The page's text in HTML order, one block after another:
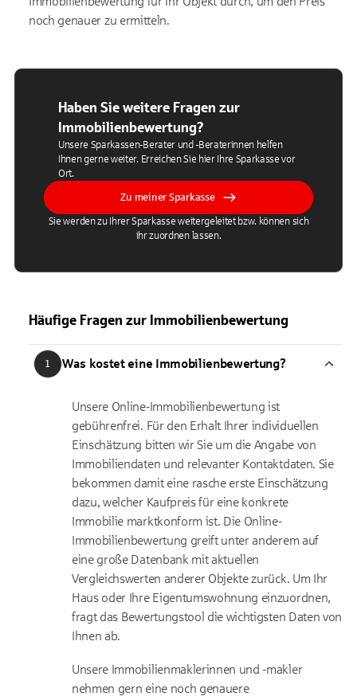
noch genauer zu ermitteln.
Haben Sie weitere Fragen zur
Immobilienbewertung?
Unsere Sparkassen-Berater und -Beraterinnen helfen
Ihnen gerne weiter. Erreichen Sie hier Ihre Sparkasse vor
Ort.
Zu meiner Sparkasse
Sie werden zu Ihrer Sparkasse weitergeleitet bzw. können sich
ihr zuordnen lassen.
Häufige Fragen zur Immobilienbewertung
1 Was kostet eine Immobilienbewertung?
Unsere Online-Immobilienbewertung ist
gebührenfrei. Für den Erhalt Ihrer individuellen
Einschätzung bitten wir Sie um die Angabe von
Immobiliendaten und relevanter Kontaktdaten. Sie
bekommen damit eine rasche erste Einschätzung
dazu, welcher Kaufpreis für eine konkrete
Immobilie marktkonform ist. Die Online-
Immobilienbewertung greift unter anderem auf
eine große Datenbank mit aktuellen
Vergleichswerten anderer Objekte zurück. Um Ihr
Haus oder Ihre Eigentumswohnung einzuordnen,
fragt das Bewertungstool die wichtigsten Daten von
Ihnen ab.
Unsere Immobilienmaklerinnen und -makler
nehmen gern eine noch genauere